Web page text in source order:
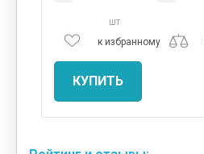
шт
к избранному
КУПИТЬ